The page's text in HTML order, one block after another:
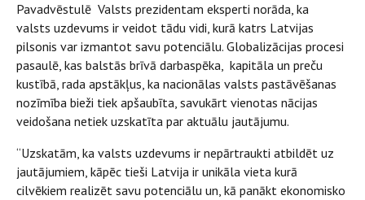
Pavadvēstulē Valsts prezidentam eksperti norāda, ka
valsts uzdevums ir veidot tādu vidi, kurā katrs Latvijas
pilsonis var izmantot savu potenciālu. Globalizācijas procesi
pasaulē, kas balstās brīvā darbaspēka, kapitāla un preču
kustībā, rada apstākļus, ka nacionālas valsts pastāvēšanas
nozīmība bieži tiek apšaubīta, savukārt vienotas nācijas
veidošana netiek uzskatīta par aktuālu jautājumu.
“Uzskatām, ka valsts uzdevums ir nepārtraukti atbildēt uz
jautājumiem, kāpēc tieši Latvija ir unikāla vieta kurā
cilvēkiem realizēt savu potenciālu un, kā panākt ekonomisko